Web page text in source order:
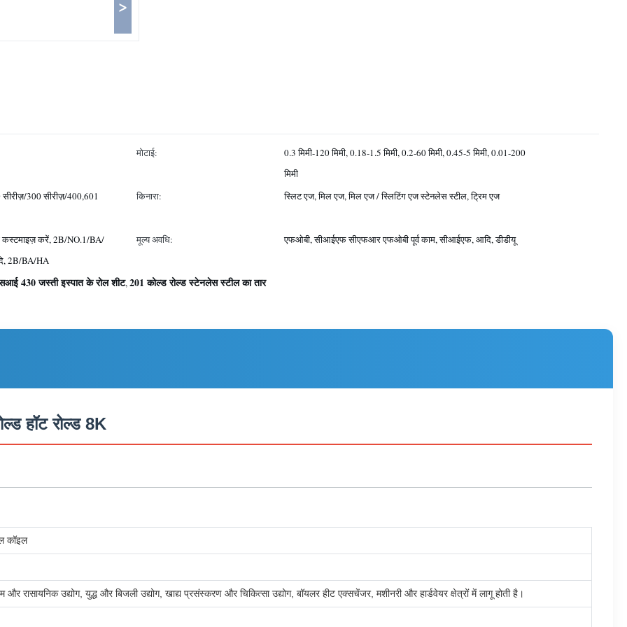
>
मोटाई:
0.3 मिमी-120 मिमी, 0.18-1.5 मिमी, 0.2-60 मिमी, 0.45-5 मिमी, 0.01-200
मिमी
300 सीरीज़/400,601
किनारा: स्लिट एज, मिल एज, मिल एज / स्लिटिंग एज स्टेनलेस स्टील, ट्रिम एज
करें, 2B/NO.1/BA/
2B/BA/HA
मूल्य अवधि: एफओबी, सीआईएफ सीएफआर एफओबी पूर्व काम, सीआईएफ, आदि, डीडीयू
430 जस्ती इस्पात के रोल शीट,201 कोल्ड रोल्ड स्टेनलेस स्टील का तार
हॉट रोल्ड 8K
कॉइल
और रासायनिक उद्योग, युद्ध और बिजली उद्योग, खाद्य प्रसंस्करण और चिकित्सा उद्योग, बॉयलर हीट एक्सचेंजर, मशीनरी और हार्डवेयर क्षेत्रों में लागू होती है।